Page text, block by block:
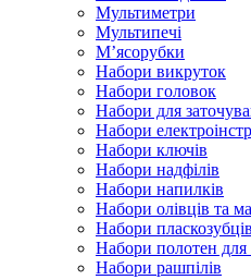
Мультиметри
Мультипечі
М’ясорубки
Набори викруток
Набори головок
Набори для
Набори
Набори ключів
Набори надфілів
Набори напилків
Набори олівців та
Набори пласкозубців
Набори полотен для
Набори рашпілів